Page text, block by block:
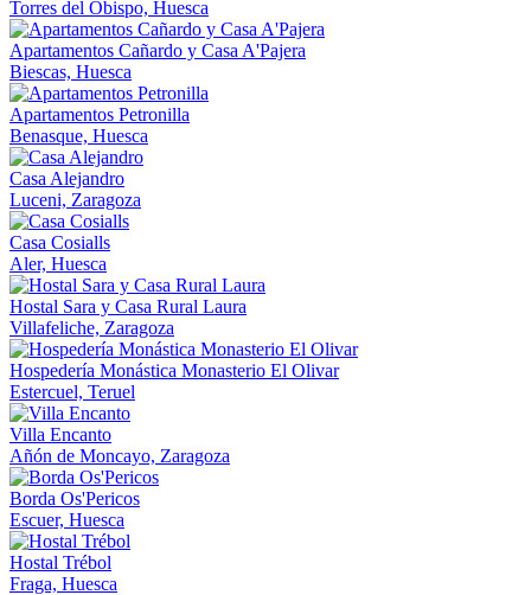
Torres del Obispo, Huesca
Apartamentos Cañardo y Casa A'Pajera
Biescas, Huesca
Apartamentos Petronilla
Benasque, Huesca
Casa Alejandro
Luceni, Zaragoza
Casa Cosialls
Aler, Huesca
Hostal Sara y Casa Rural Laura
Villafeliche, Zaragoza
Hospedería Monástica Monasterio El Olivar
Estercuel, Teruel
Villa Encanto
Añón de Moncayo, Zaragoza
Borda Os'Pericos
Escuer, Huesca
Hostal Trébol
Fraga, Huesca